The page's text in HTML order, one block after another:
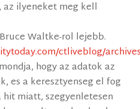
ilyeneket meg kell
Waltke-rol lejebb.
ctliveblog/
hogy az adatok az
es a keresztyenseg el fog
miatt, szegyenletesen